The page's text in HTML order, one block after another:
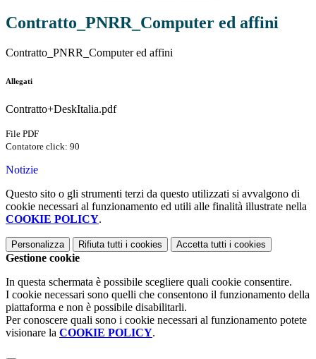
Contratto_PNRR_Computer ed affini
Contratto_PNRR_Computer ed affini
Allegati
Contratto+DeskItalia.pdf
File PDF
Contatore click: 90
Notizie
Questo sito o gli strumenti terzi da questo utilizzati si avvalgono di
cookie necessari al funzionamento ed utili alle finalità illustrate nella
COOKIE POLICY.
Personalizza Rifiuta tutti i cookies Accetta tutti i cookies
Gestione cookie
In questa schermata è possibile scegliere quali cookie consentire.
I cookie necessari sono quelli che consentono il funzionamento della
piattaforma e non è possibile disabilitarli.
Per conoscere quali sono i cookie necessari al funzionamento potete
visionare la COOKIE POLICY.